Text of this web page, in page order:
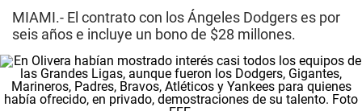
MIAMI.- El contrato con los Ángeles Dodgers es por
seis años e incluye un bono de $28 millones.